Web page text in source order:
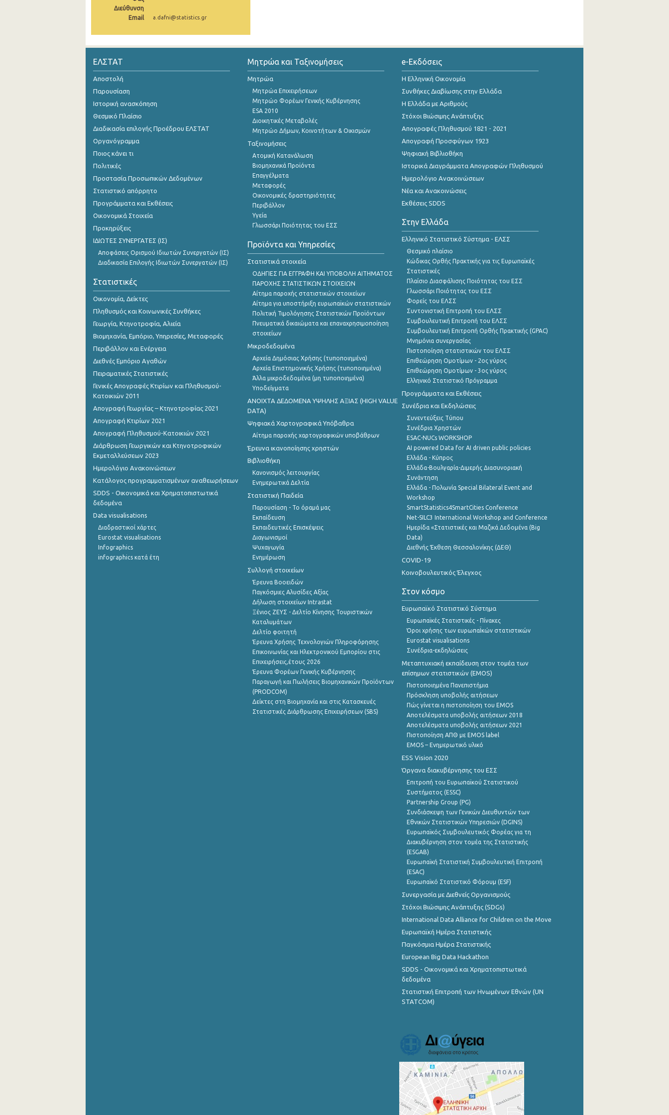
Διεύθυνση
Email
a.dafni@statistics.gr
ΕΛΣΤΑΤ
Αποστολή
Παρουσίαση
Ιστορική ανασκόπηση
Θεσμικό Πλαίσιο
Διαδικασία επιλογής Προέδρου ΕΛΣΤΑΤ
Οργανόγραμμα
Ποιος κάνει τι
Πολιτικές
Προστασία Προσωπικών Δεδομένων
Στατιστικό απόρρητο
Προγράμματα και Εκθέσεις
Οικονομικά Στοιχεία
Προκηρύξεις
ΙΔΙΩΤΕΣ ΣΥΝΕΡΓΑΤΕΣ (ΙΣ)
Αποφάσεις Ορισμού Ιδιωτών Συνεργατών (ΙΣ)
Διαδικασία Επιλογής Ιδιωτών Συνεργατών (ΙΣ)
Στατιστικές
Οικονομία, Δείκτες
Πληθυσμός και Κοινωνικές Συνθήκες
Γεωργία, Κτηνοτροφία, Αλιεία
Βιομηχανία, Εμπόριο, Υπηρεσίες, Μεταφορές
Περιβάλλον και Ενέργεια
Διεθνές Εμπόριο Αγαθών
Πειραματικές Στατιστικές
Γενικές Απογραφές Κτιρίων και Πληθυσμού-
Κατοικιών 2011
Απογραφή Γεωργίας – Κτηνοτροφίας 2021
Απογραφή Κτιρίων 2021
Απογραφή Πληθυσμού-Κατοικιών 2021
Διάρθρωση Γεωργικών και Κτηνοτροφικών
Εκμεταλλεύσεων 2023
Ημερολόγιο Ανακοινώσεων
Κατάλογος προγραμματισμένων αναθεωρήσεων
SDDS - Οικονομικά και Χρηματοπιστωτικά
δεδομένα
Data visualisations
Διαδραστικοί χάρτες
Eurostat visualisations
Infographics
infographics κατά έτη
Μητρώα και Ταξινομήσεις
Μητρώα
Μητρώα Επιχειρήσεων
Μητρώο Φορέων Γενικής Κυβέρνησης
ESA 2010
Διοικητικές Μεταβολές
Μητρώο Δήμων, Κοινοτήτων & Οικισμών
Ταξινομήσεις
Ατομική Κατανάλωση
Βιομηχανικά Προϊόντα
Επαγγέλματα
Μεταφορές
Οικονομικές δραστηριότητες
Περιβάλλον
Υγεία
Γλωσσάρι Ποιότητας του ΕΣΣ
Προϊόντα και Υπηρεσίες
Στατιστικά στοιχεία
ΟΔΗΓΙΕΣ ΓΙΑ ΕΓΓΡΑΦΗ ΚΑΙ ΥΠΟΒΟΛΗ ΑΙΤΗΜΑΤΟΣ
ΠΑΡΟΧΗΣ ΣΤΑΤΙΣΤΙΚΩΝ ΣΤΟΙΧΕΙΩΝ
Αίτημα παροχής στατιστικών στοιχείων
Αίτημα για υποστήριξη ευρωπαϊκών στατιστικών
Πολιτική Τιμολόγησης Στατιστικών Προϊόντων
Πνευματικά δικαιώματα και επαναχρησιμοποίηση
στοιχείων
Μικροδεδομένα
Αρχεία Δημόσιας Χρήσης (τυποποιημένα)
Αρχεία Επιστημονικής Χρήσης (τυποποιημένα)
Άλλα μικροδεδομένα (μη τυποποιημένα)
Υποδείγματα
ANOIXTA ΔΕΔΟΜΕΝΑ ΥΨΗΛΗΣ ΑΞΙΑΣ (HIGH VALUE
DATA)
Ψηφιακά Χαρτογραφικά Υπόβαθρα
Αίτημα παροχής χαρτογραφικών υποβάθρων
Έρευνα ικανοποίησης χρηστών
Βιβλιοθήκη
Κανονισμός λειτουργίας
Ενημερωτικά Δελτία
Στατιστική Παιδεία
Παρουσίαση - Το όραμά μας
Εκπαίδευση
Εκπαιδευτικές Επισκέψεις
Διαγωνισμοί
Ψυχαγωγία
Ενημέρωση
Συλλογή στοιχείων
Έρευνα Βοοειδών
Παγκόσμιες Αλυσίδες Αξίας
Δήλωση στοιχείων Intrastat
Ξένιος ΖΕΥΣ - Δελτίο Κίνησης Τουριστικών
Καταλυμάτων
Δελτίο φοιτητή
Έρευνα Χρήσης Τεχνολογιών Πληροφόρησης
Επικοινωνίας και Ηλεκτρονικού Εμπορίου στις
Επιχειρήσεις,έτους 2026
Έρευνα Φορέων Γενικής Κυβέρνησης
Παραγωγή και Πωλήσεις Βιομηχανικών Προϊόντων
(PRODCOM)
Δείκτες στη Βιομηχανία και στις Κατασκευές
Στατιστικές Διάρθρωσης Επιχειρήσεων (SBS)
e-Εκδόσεις
Η Ελληνική Οικονομία
Συνθήκες Διαβίωσης στην Ελλάδα
Η Ελλάδα με Αριθμούς
Στόχοι Βιώσιμης Ανάπτυξης
Απογραφές Πληθυσμού 1821 - 2021
Απογραφή Προσφύγων 1923
Ψηφιακή Βιβλιοθήκη
Ιστορικά Διαγράμματα Απογραφών Πληθυσμού
Ημερολόγιο Ανακοινώσεων
Νέα και Ανακοινώσεις
Εκθέσεις SDDS
Στην Ελλάδα
Ελληνικό Στατιστικό Σύστημα - ΕΛΣΣ
Θεσμικό πλαίσιο
Κώδικας Ορθής Πρακτικής για τις Ευρωπαϊκές
Στατιστικές
Πλαίσιο Διασφάλισης Ποιότητας του ΕΣΣ
Γλωσσάρι Ποιότητας του ΕΣΣ
Φορείς του ΕΛΣΣ
Συντονιστική Επιτροπή του ΕΛΣΣ
Συμβουλευτική Επιτροπή του ΕΛΣΣ
Συμβουλευτική Επιτροπή Ορθής Πρακτικής (GPAC)
Μνημόνια συνεργασίας
Πιστοποίηση στατιστικών του ΕΛΣΣ
Επιθεώρηση Ομοτίμων - 2ος γύρος
Επιθεώρηση Ομοτίμων - 3ος γύρος
Ελληνικό Στατιστικό Πρόγραμμα
Προγράμματα και Εκθέσεις
Συνέδρια και Εκδηλώσεις
Συνεντεύξεις Τύπου
Συνέδρια Χρηστών
ESAC-NUCs WORKSHOP
AI powered Data for AI driven public policies
Ελλάδα - Κύπρος
Ελλάδα-Βουλγαρία-Διμερής Διασυνοριακή
Συνάντηση
Ελλάδα - Πολωνία Special Bilateral Event and
Workshop
SmartStatistics4SmartCities Conference
Net-SILC3 International Workshop and Conference
Ημερίδα «Στατιστικές και Μαζικά Δεδομένα (Big
Data)
Διεθνής Έκθεση Θεσσαλονίκης (ΔΕΘ)
COVID-19
Κοινοβουλευτικός Έλεγχος
Στον κόσμο
Ευρωπαϊκό Στατιστικό Σύστημα
Ευρωπαϊκές Στατιστικές - Πίνακες
Όροι χρήσης των ευρωπαΪκών στατιστικών
Eurostat visualisations
Συνέδρια-εκδηλώσεις
Μεταπτυχιακή εκπαίδευση στον τομέα των
επίσημων στατιστικών (EMOS)
Πιστοποιημένα Πανεπιστήμια
Πρόσκληση υποβολής αιτήσεων
Πώς γίνεται η πιστοποίηση του EMOS
Αποτελέσματα υποβολής αιτήσεων 2018
Αποτελέσματα υποβολής αιτήσεων 2021
Πιστοποίηση ΑΠΘ με EMOS label
EMOS – Ενημερωτικό υλικό
ESS Vision 2020
Όργανα διακυβέρνησης του ΕΣΣ
Επιτροπή του Ευρωπαϊκού Στατιστικού
Συστήματος (ESSC)
Partnership Group (PG)
Συνδιάσκεψη των Γενικών Διευθυντών των
Εθνικών Στατιστικών Υπηρεσιών (DGINS)
Ευρωπαϊκός Συμβουλευτικός Φορέας για τη
Διακυβέρνηση στον τομέα της Στατιστικής
(ESGAB)
Ευρωπαϊκή Στατιστική Συμβουλευτική Επιτροπή
(ESAC)
Ευρωπαϊκό Στατιστικό Φόρουμ (ESF)
Συνεργασία με Διεθνείς Οργανισμούς
Στόχοι Βιώσιμης Ανάπτυξης (SDGs)
International Data Alliance for Children on the Move
Ευρωπαϊκή Ημέρα Στατιστικής
Παγκόσμια Ημέρα Στατιστικής
European Big Data Hackathon
SDDS - Οικονομικά και Χρηματοπιστωτικά
δεδομένα
Στατιστική Επιτροπή των Ηνωμένων Εθνών (UN
STATCOM)